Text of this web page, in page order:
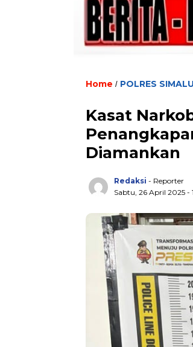
Home / POLRES
Kasat
Diamankan
Redaksi - Reporter
Sabtu, 26 April 2025 -